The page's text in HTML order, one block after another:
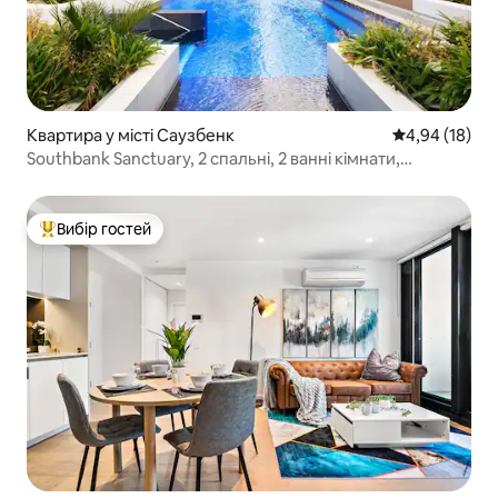
Квартира у місті Саузбенк Середня
4,94 (18)
Southbank Sanctuary, 2 спальні, 2 ванні кімнати,
Топ вибір гостей
Вибір гостей